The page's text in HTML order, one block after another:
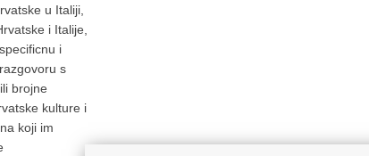
u Italiji,
i Italije,
i
s
brojne
kulture i
koji im